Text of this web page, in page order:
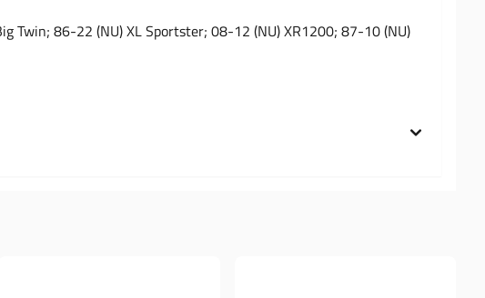
Twin; 86-22 (NU) XL Sportster; 08-12 (NU) XR1200; 87-10 (NU)